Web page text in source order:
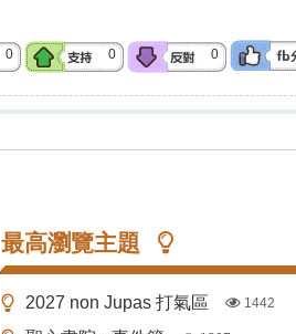
0 0 0
最高瀏覽主題
2027 non Jupas 打氣區 1442